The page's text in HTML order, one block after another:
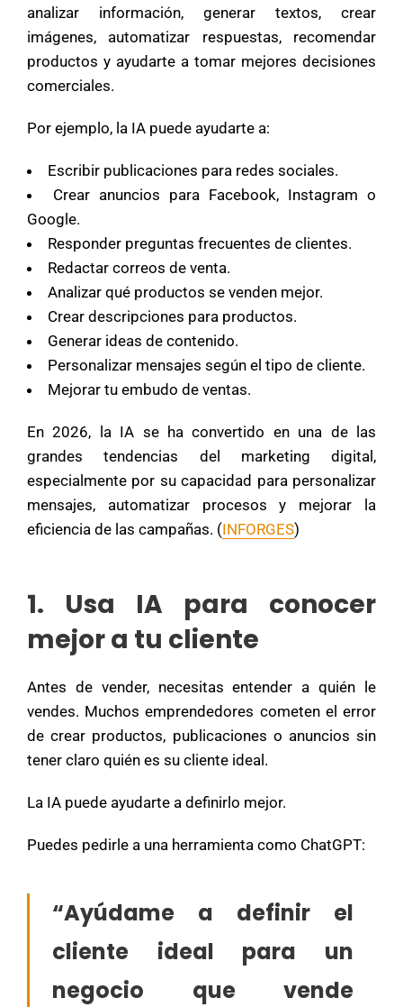
analizar información, generar textos, crear
imágenes, automatizar respuestas, recomendar
productos y ayudarte a tomar mejores decisiones
comerciales.
Por ejemplo, la IA puede ayudarte a:
Escribir publicaciones para redes sociales.
Crear anuncios para Facebook, Instagram o
Google.
Responder preguntas frecuentes de clientes.
Redactar correos de venta.
Analizar qué productos se venden mejor.
Crear descripciones para productos.
Generar ideas de contenido.
Personalizar mensajes según el tipo de cliente.
Mejorar tu embudo de ventas.
En 2026, la IA se ha convertido en una de las
grandes tendencias del marketing digital,
especialmente por su capacidad para personalizar
mensajes, automatizar procesos y mejorar la
eficiencia de las campañas. (INFORGES)
1. Usa IA para conocer
mejor a tu cliente
Antes de vender, necesitas entender a quién le
vendes. Muchos emprendedores cometen el error
de crear productos, publicaciones o anuncios sin
tener claro quién es su cliente ideal.
La IA puede ayudarte a definirlo mejor.
Puedes pedirle a una herramienta como ChatGPT:
“Ayúdame a definir el
cliente ideal para un
negocio que vende